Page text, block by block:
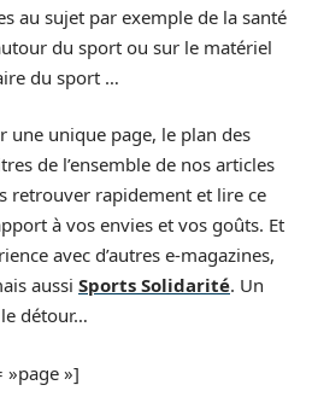
au sujet par exemple de la santé
du sport ou sur le matériel
du sport …
une unique page, le plan des
de l’ensemble de nos articles
retrouver rapidement et lire ce
à vos envies et vos goûts. Et
avec d’autres e-magazines,
aussi Sports Solidarité. Un
détour…
»page »]